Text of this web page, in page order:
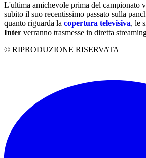
L'ultima amichevole prima del campionato
subito il suo recentissimo passato sulla
quanto riguarda la copertura televisiva, le
Inter verranno trasmesse in diretta
© RIPRODUZIONE RISERVATA